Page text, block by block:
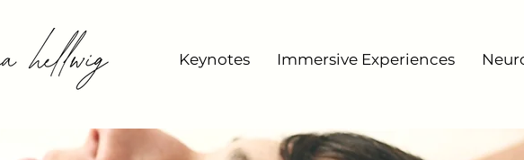
Keynotes Immersive Experiences